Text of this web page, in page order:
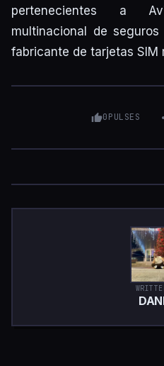
pertenecientes a
multinacional de
fabricante de tarjetas SIM
0PULSES